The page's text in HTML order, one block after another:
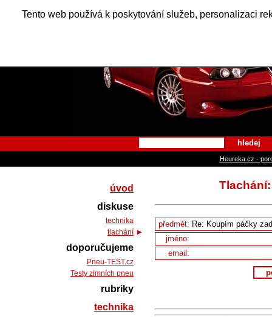
Tento web používá k poskytování služeb, personalizaci
Alfa
hledej
Heureka.cz -
předmět:
jméno:
email:
úvod
diskuse
technika
tlachání
doporučujeme
Pneu-TEST.cz
Testy zimních pneu
rubriky
technika